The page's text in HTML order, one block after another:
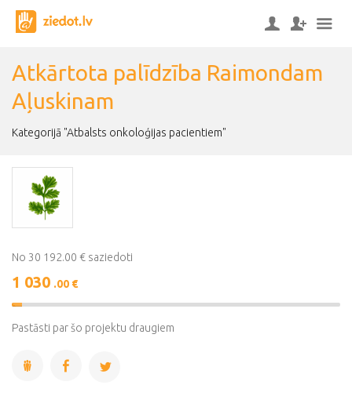
Atkārtota palīdzība Raimondam
Aļuskinam
Kategorijā "Atbalsts onkoloģijas pacientiem"
No 30 192.00 € saziedoti
1 030 .00 €
3%
Complete
Pastāsti par šo projektu draugiem